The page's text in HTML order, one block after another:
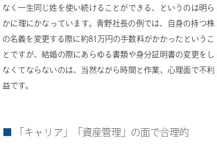
なく一生同じ姓を使い続けることができる、というのは明ら
かに理にかなっています。青野社長の例では、自身の持つ株
の名義を変更する際に約81万円の手数料がかかったというこ
とですが、結婚の際にあらゆる書類や身分証明書の変更をし
なくてならないのは、当然ながら時間と作業、心理面で不利
益です。
「キャリア」「資産管理」の面で合理的